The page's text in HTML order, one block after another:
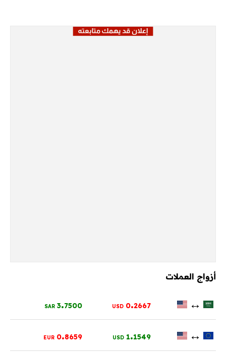
أزواج العملات
↔
0.2667
USD
3.7500
SAR
↔
1.1549
USD
0.8659
EUR